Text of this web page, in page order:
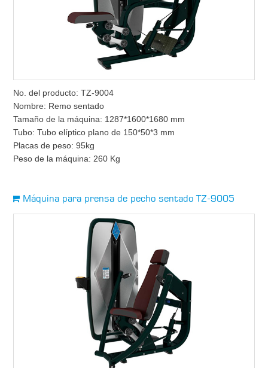
No. del producto: TZ-9004
Nombre: Remo sentado
Tamaño de la máquina: 1287*1600*1680 mm
Tubo: Tubo elíptico plano de 150*50*3 mm
Placas de peso: 95kg
Peso de la máquina: 260 Kg
Máquina para prensa de pecho sentado TZ-9005